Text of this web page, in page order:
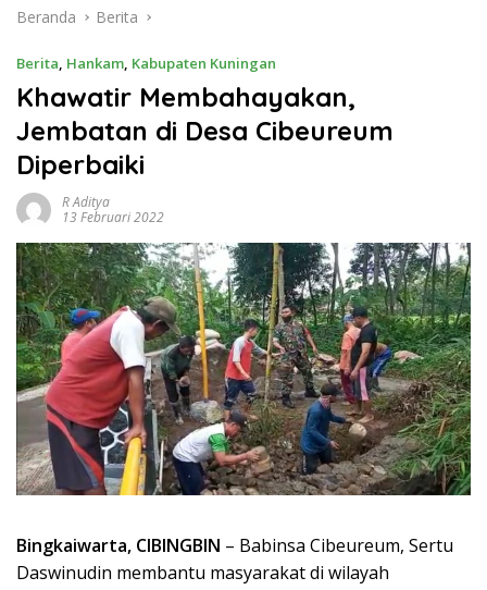
Beranda Berita
Berita, Hankam, Kabupaten Kuningan
Khawatir Membahayakan,
Jembatan di Desa Cibeureum
Diperbaiki
R Aditya
13 Februari 2022
Bingkaiwarta, CIBINGBIN – Babinsa Cibeureum, Sertu
Daswinudin membantu masyarakat di wilayah